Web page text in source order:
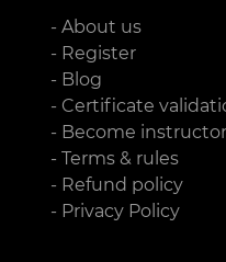
- About us
- Register
- Blog
- Certificate
- Become instructor
- Terms & rules
- Refund policy
- Privacy Policy